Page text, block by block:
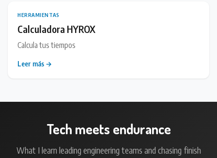
HERRAMIENTAS
Calculadora HYROX
Calcula tus tiempos
Leer más →
Tech meets endurance
What I learn leading engineering teams and chasing finish